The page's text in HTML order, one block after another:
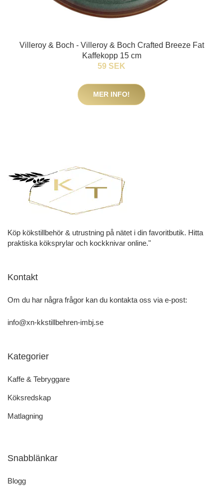
Villeroy & Boch - Villeroy & Boch Crafted Breeze Fat
Kaffekopp 15 cm
59 SEK
MER INFO!
Köp kökstillbehör & utrustning på nätet i din favoritbutik. Hitta
praktiska köksprylar och kockknivar online."
Kontakt
Om du har några frågor kan du kontakta oss via e-post:
info@xn-kkstillbehren-imbj.se
Kategorier
Kaffe & Tebryggare
Köksredskap
Matlagning
Snabblänkar
Blogg